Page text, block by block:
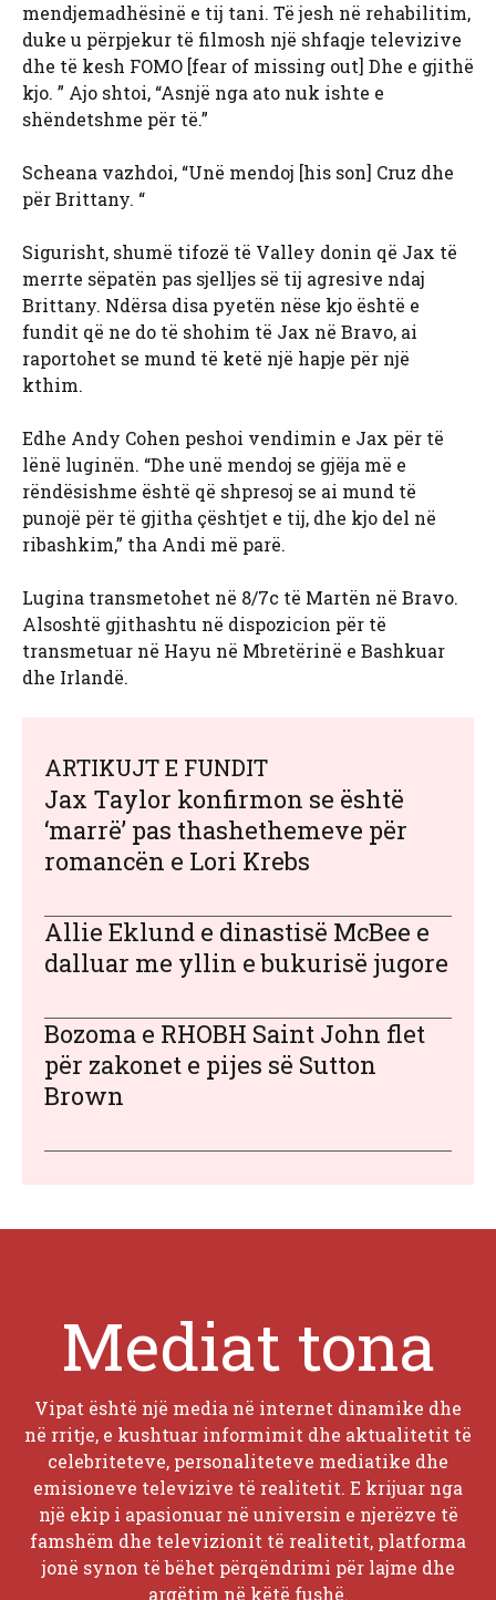
mendjemadhësinë e tij tani. Të jesh në rehabilitim,
duke u përpjekur të filmosh një shfaqje televizive
dhe të kesh FOMO [fear of missing out] Dhe e gjithë
kjo. ” Ajo shtoi, “Asnjë nga ato nuk ishte e
shëndetshme për të.”
Scheana vazhdoi, “Unë mendoj [his son] Cruz dhe
për Brittany. “
Sigurisht, shumë tifozë të Valley donin që Jax të
merrte sëpatën pas sjelljes së tij agresive ndaj
Brittany. Ndërsa disa pyetën nëse kjo është e
fundit që ne do të shohim të Jax në Bravo, ai
raportohet se mund të ketë një hapje për një
kthim.
Edhe Andy Cohen peshoi vendimin e Jax për të
lënë luginën. “Dhe unë mendoj se gjëja më e
rëndësishme është që shpresoj se ai mund të
punojë për të gjitha çështjet e tij, dhe kjo del në
ribashkim,” tha Andi më parë.
Lugina transmetohet në 8/7c të Martën në Bravo.
Alsoshtë gjithashtu në dispozicion për të
transmetuar në Hayu në Mbretërinë e Bashkuar
dhe Irlandë.
ARTIKUJT E FUNDIT
Jax Taylor konfirmon se është
‘marrë’ pas thashethemeve për
romancën e Lori Krebs
Allie Eklund e dinastisë McBee e
dalluar me yllin e bukurisë jugore
Bozoma e RHOBH Saint John flet
për zakonet e pijes së Sutton
Brown
Mediat tona
Vipat është një media në internet dinamike dhe
në rritje, e kushtuar informimit dhe aktualitetit të
celebriteteve, personaliteteve mediatike dhe
emisioneve televizive të realitetit. E krijuar nga
një ekip i apasionuar në universin e njerëzve të
famshëm dhe televizionit të realitetit, platforma
jonë synon të bëhet përqëndrimi për lajme dhe
argëtim në këtë fushë.